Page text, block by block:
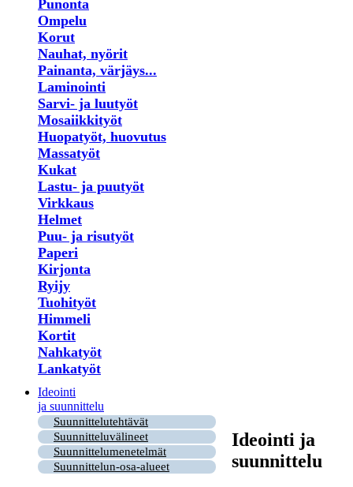
Punonta
Ompelu
Korut
Nauhat, nyörit
Painanta, värjäys...
Laminointi
Sarvi- ja luutyöt
Mosaiikkityöt
Huopatyöt, huovutus
Massatyöt
Kukat
Lastu- ja puutyöt
Virkkaus
Helmet
Puu- ja risutyöt
Paperi
Kirjonta
Ryijy
Tuohityöt
Himmeli
Kortit
Nahkatyöt
Lankatyöt
Ideointi
ja suunnittelu
Suunnittelutehtävät
Suunnitteluvälineet
Suunnittelumenetelmät
Suunnittelun-osa-alueet
Ideointi ja
suunnittelu